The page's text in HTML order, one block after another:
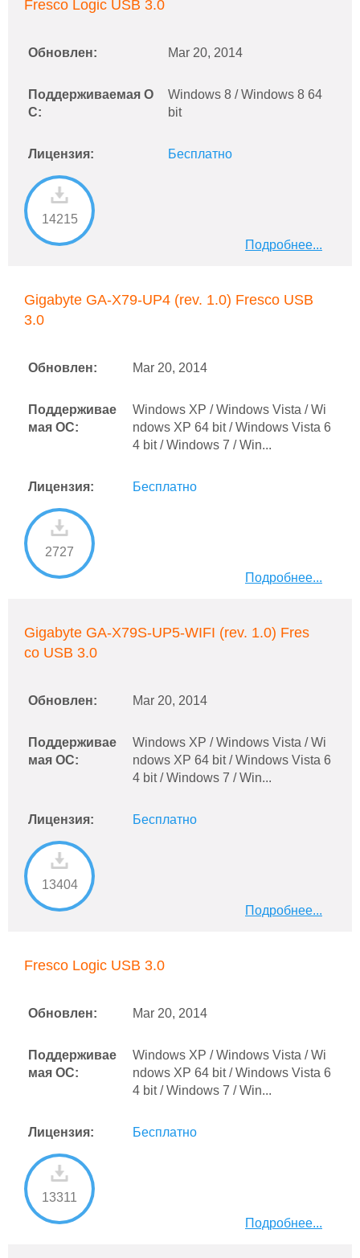
Fresco Logic USB 3.0
Обновлен: Mar 20, 2014
Поддерживаемая О
С:
Windows 8 / Windows 8 64
bit
Лицензия: Бесплатно
14215
Подробнее...
Gigabyte GA-X79-UP4 (rev. 1.0) Fresco USB
3.0
Обновлен: Mar 20, 2014
Поддерживае
мая ОС:
Windows XP / Windows Vista / Wi
ndows XP 64 bit / Windows Vista 6
4 bit / Windows 7 / Win...
Лицензия: Бесплатно
2727
Подробнее...
Gigabyte GA-X79S-UP5-WIFI (rev. 1.0) Fres
co USB 3.0
Обновлен: Mar 20, 2014
Поддерживае
мая ОС:
Windows XP / Windows Vista / Wi
ndows XP 64 bit / Windows Vista 6
4 bit / Windows 7 / Win...
Лицензия: Бесплатно
13404
Подробнее...
Fresco Logic USB 3.0
Обновлен: Mar 20, 2014
Поддерживае
мая ОС:
Windows XP / Windows Vista / Wi
ndows XP 64 bit / Windows Vista 6
4 bit / Windows 7 / Win...
Лицензия: Бесплатно
13311
Подробнее...